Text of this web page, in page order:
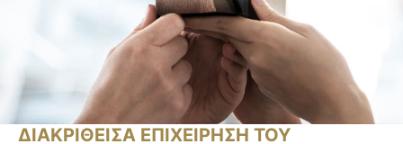
ΔΙΑΚΡΙΘΕΙΣΑ ΕΠΙΧΕΙΡΗΣΗ ΤΟΥ